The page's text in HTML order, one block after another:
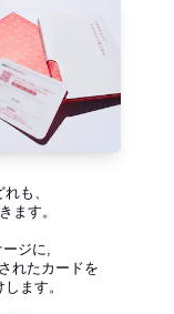
も、
ます。
ジに,
れたカードを
ます。